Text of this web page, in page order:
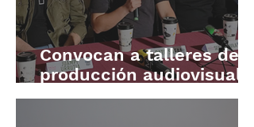
Convocan a talleres de
producción audiovisual
en Torreón